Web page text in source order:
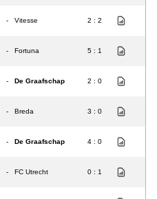
- Vitesse 2 : 2
- Fortuna 5 : 1
- De Graafschap 2 : 0
- Breda 3 : 0
- De Graafschap 4 : 0
- FC Utrecht 0 : 1